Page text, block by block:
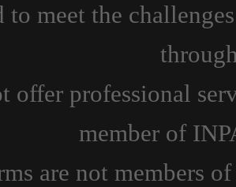
to meet the
offer professional
member of
are not members